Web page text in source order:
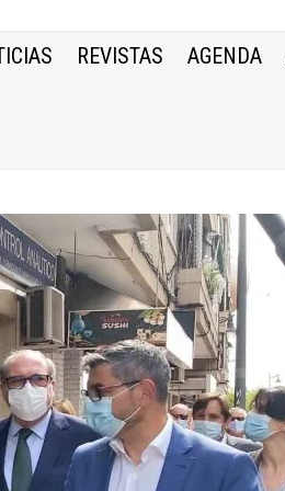
REVISTAS AGENDA